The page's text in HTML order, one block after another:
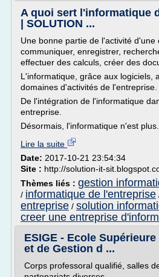
A quoi sert l'informatique
| SOLUTION ...
Une bonne partie de l'activité d'une
communiquer, enregistrer,
effectuer des calculs, créer des
L'informatique, grâce aux logiciels,
domaines d'activités de l'entreprise.
De l'intégration de l'informatique
entreprise.
Désormais, l'informatique n'est plus...
Lire la suite
Date: 2017-10-21 23:54:34
Site : http://solution-it-
Thèmes liés : gestion
/ informatique de l'entreprise
entreprise / solution
creer une entreprise
ESIGE - Ecole
et de Gestion d ...
Corps professoral qualifié, salles